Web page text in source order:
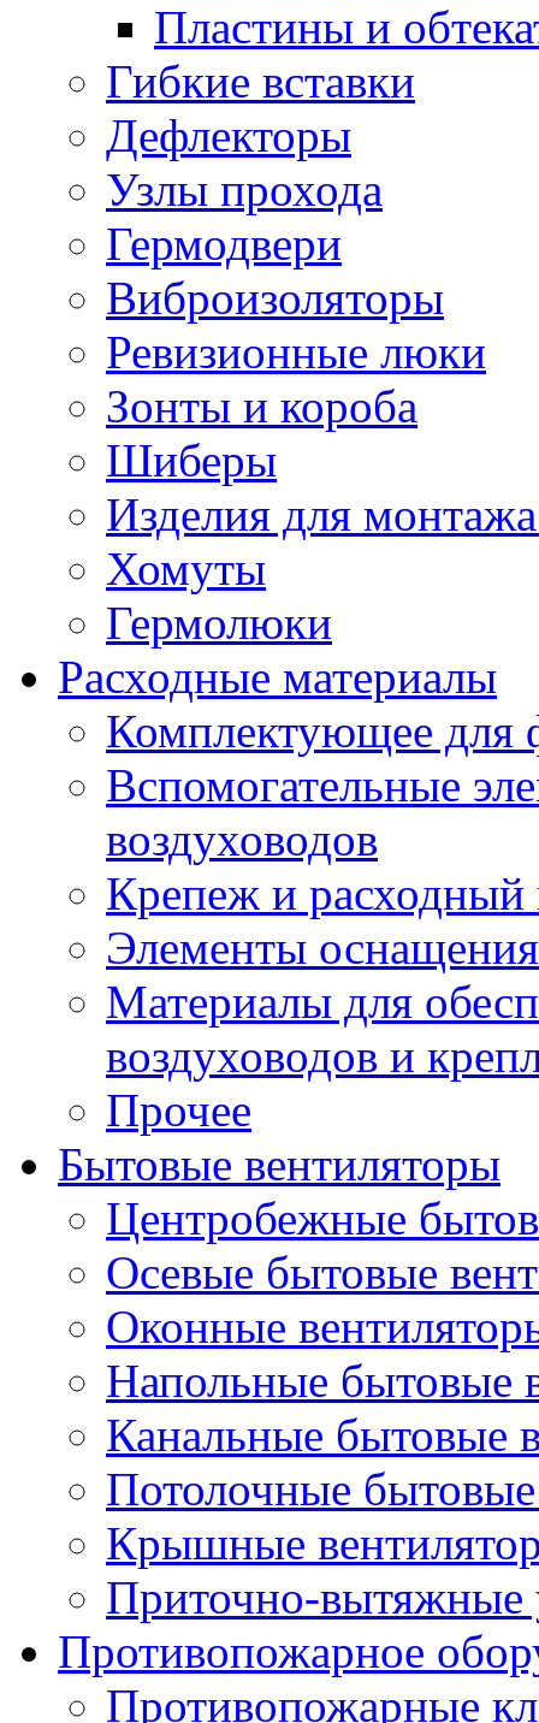
Пластины и
Гибкие вставки
Дефлекторы
Узлы прохода
Гермодвери
Виброизоляторы
Ревизионные люки
Зонты и короба
Шиберы
Изделия для
Хомуты
Гермолюки
Расходные материалы
Комплектующее для
Вспомогательные
воздуховодов
Крепеж и расходный
Элементы
Материалы для
воздуховодов и
Прочее
Бытовые вентиляторы
Центробежные
Осевые бытовые
Оконные
Напольные бытовые
Канальные бытовые
Потолочные
Крышные
Приточно-вытяжные
Противопожарное
Противопожарные